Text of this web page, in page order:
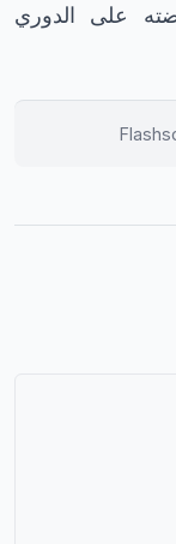
على الدوري